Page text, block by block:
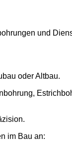
und
oder Altbau.
im Bau an: